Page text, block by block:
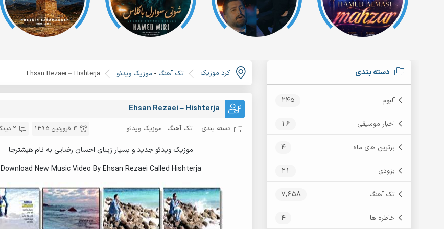
دسته بندی
آلبوم 245
اخبار موسیقی 16
برترین های ماه 4
بزودی 21
تک آهنگ 7,658
خاطره ها 4
کرد موزیک تک آهنگ - موزیک ویدئو Ehsan Rezaei – Hishterja
Ehsan Rezaei – Hishterja
دسته بندی : تک آهنگ موزیک ویدئو 2 دیدگاه 4 فروردین 1395
موزیک ویدئو جدید و بسیار زیبای احسان رضایی به نام هیشترجا
Download New Music Video By Ehsan Rezaei Called Hishterja